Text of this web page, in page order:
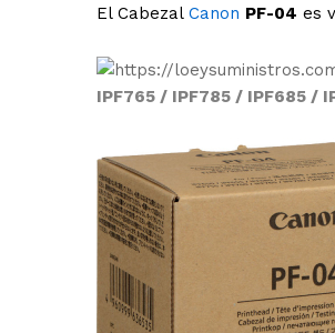
El Cabezal Canon PF-04 es
IPF765 / IPF785 / IPF685 /